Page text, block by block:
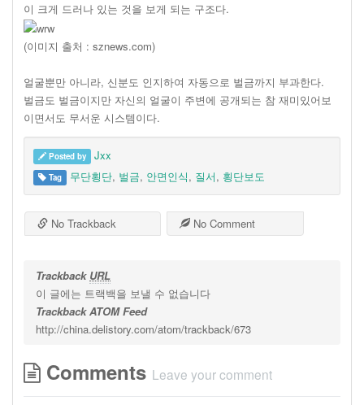
이 크게 드러나 있는 것을 보게 되는 구조다.
(이미지 출처 : sznews.com)
얼굴뿐만 아니라, 신분도 인지하여 자동으로 벌금까지 부과한다.
벌금도 벌금이지만 자신의 얼굴이 주변에 공개되는 참 재미있어보
이면서도 무서운 시스템이다.
Posted by Jxx
Tag 무단횡단, 벌금, 안면인식, 질서, 횡단보도
No Trackback No Comment
Trackback URL
이 글에는 트랙백을 보낼 수 없습니다
Trackback ATOM Feed
http://china.delistory.com/atom/trackback/673
Comments Leave your comment